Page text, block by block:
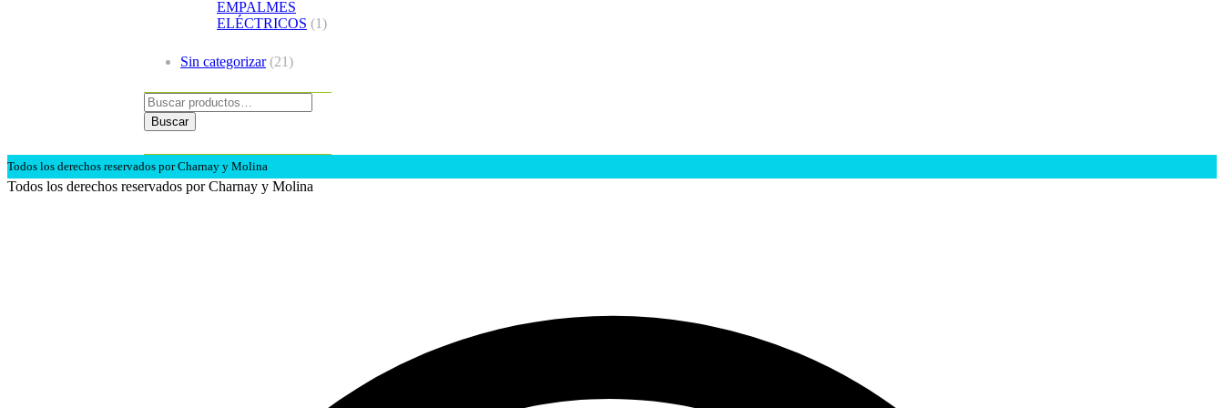
EMPALMES
ELÉCTRICOS (1)
Sin categorizar (21)
Buscar
por:
Buscar
Todos los derechos reservados por Charnay y Molina
Todos los derechos reservados por Charnay y Molina